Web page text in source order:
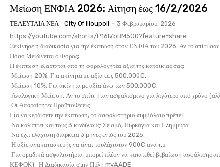
Μείωση ΕΝΦΙΑ 2026: Αίτηση έως 16/2/2026
ΤΕΛΕΥΤΑΊΑ ΝΈΑ City Of Ilioupoli - 3 Φεβρουαρίου, 2026
https://youtube.com/shorts/P16lVbBM5O0?feature=share
Ξεκίνησε η διαδικασία για την έκπτωση στον ΕΝΦΙΑ του 2026. Αν το σπίτι
Πόσο Μειώνεται ο Φόρος;
Η έκπτωση εξαρτάται από τη φορολογητέα αξία της κατοικίας σας:
Μείωση 20%: Για ακίνητα με αξία έως 500.000€.
Μείωση 10%: Για ακίνητα με αξία άνω των 500.000€.
Αναλογική Μείωση: Αν το σπίτι ήταν ασφαλισμένο για λιγότερο από χρόνο
Οι Απαραίτητες Προϋποθέσεις
Για να κερδίσετε την έκπτωση, το ασφαλιστήριο συμβόλαιο πρέπει:
Να καλύπτει και τους 3 κινδύνους: Σεισμό, Πυρκαγιά και Πλημμύρα.
Να έχει ελάχιστη διάρκεια 3 μήνες εντός του 2025.
Η αξία ανακατασκευής να είναι τουλάχιστον 900€ ανά τ.μ.
Για ομαδικά ασφαλιστήρια, μπορεί πλέον να κατατεθεί βεβαίωση ασφάλισης
ΚΕΦΟΚ). Η Διαδικασία στην Πύλη myAADE